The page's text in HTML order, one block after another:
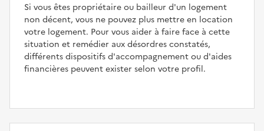
Si vous êtes propriétaire ou bailleur d'un logement
non décent, vous ne pouvez plus mettre en location
votre logement. Pour vous aider à faire face à cette
situation et remédier aux désordres constatés,
différents dispositifs d'accompagnement ou d'aides
financières peuvent exister selon votre profil.